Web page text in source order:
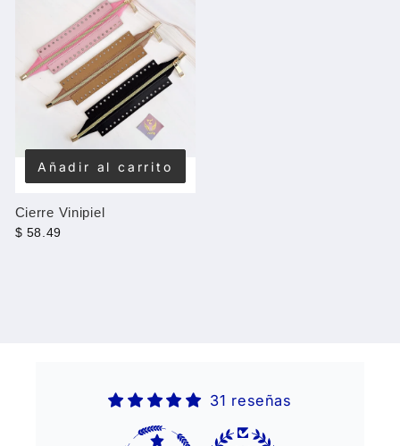
Añadir al carrito
Cierre Vinipiel
$ 58.49
31 reseñas